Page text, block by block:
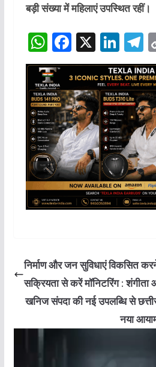
बड़ी संख्या में महिलाएं उपस्थित रहीं।
W
h
at
s
A
p
p
F
a
c
e
b
o
o
k
X Li
n
k
e
dI
n
T
e
g
निर्माण और जन सुविधाएं विकसित
सक्रियता से करें मॉनिटरिंग : शंगीता
खनिज संपदा की नई उपलब्धि से
नया